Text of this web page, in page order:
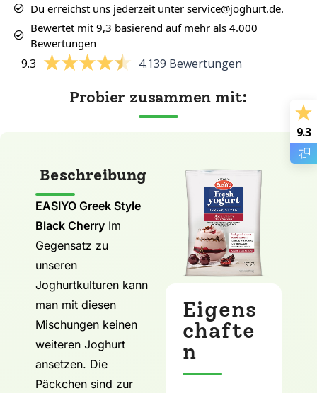
Du erreichst uns jederzeit unter service@joghurt.de.
Bewertet mit 9,3 basierend auf mehr als 4.000
Bewertungen
9.3 4.139 Bewertungen
Probier zusammen mit:
Beschreibung
EASIYO Greek Style
Black Cherry Im
Gegensatz zu
unseren
Joghurtkulturen kann
man mit diesen
Mischungen keinen
weiteren Joghurt
ansetzen. Die
Päckchen sind zur
Eigens
chafte
n
9.3